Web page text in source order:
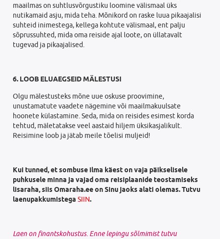
maailmas on suhtlusvõrgustiku loomine välismaal üks
nutikamaid asju, mida teha. Mõnikord on raske luua pikaajalisi
suhteid inimestega, kellega kohtute välismaal, ent palju
sõprussuhted, mida oma reiside ajal loote, on üllatavalt
tugevad ja pikaajalised.
6. LOOB ELUAEGSEID MÄLESTUSI
Olgu mälestusteks mõne uue oskuse proovimine,
unustamatute vaadete nägemine või maailmakuulsate
hoonete külastamine. Seda, mida on reisides esimest korda
tehtud, mäletatakse veel aastaid hiljem üksikasjalikult.
Reisimine loob ja jätab meile tõelisi muljeid!
Kui tunned, et sombuse ilma käest on vaja päikselisele
puhkusele minna ja vajad oma reisiplaanide teostamiseks
lisaraha, siis Omaraha.ee on Sinu jaoks alati olemas. Tutvu
laenupakkumistega SIIN.
Laen on finantskohustus. Enne lepingu sõlmimist tutvu